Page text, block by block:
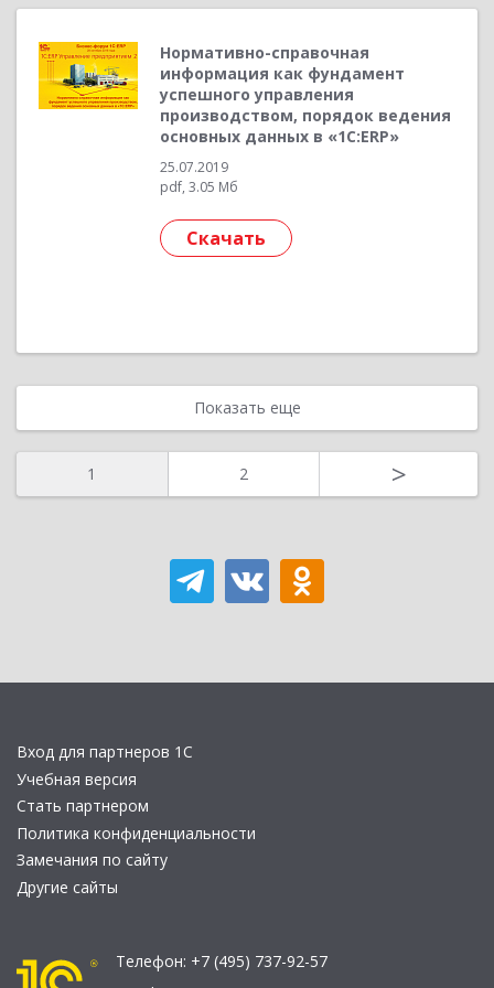
Нормативно-справочная
информация как фундамент
успешного управления
производством, порядок ведения
основных данных в «1С:ERP»
25.07.2019
pdf, 3.05 Мб
Скачать
Показать еще
1 2 >
Вход для партнеров 1С
Учебная версия
Стать партнером
Политика конфиденциальности
Замечания по сайту
Другие сайты
Телефон: +7 (495) 737-92-57